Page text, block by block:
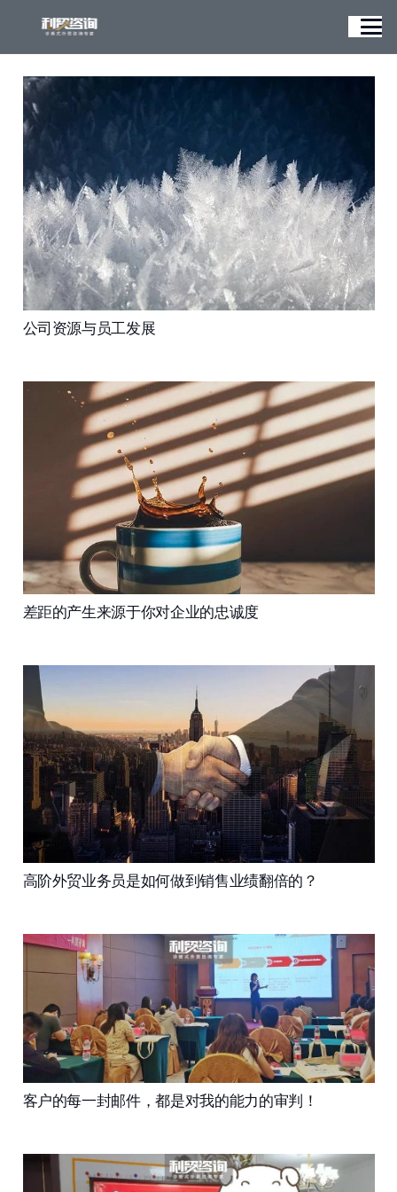
公司资源与员工发展
差距的产生来源于你对企业的忠诚度
高阶外贸业务员是如何做到销售业绩翻倍的？
客户的每一封邮件，都是对我的能力的审判！